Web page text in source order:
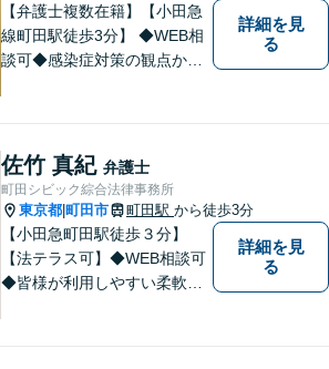
【弁護士複数在籍】【小田急
線町田駅徒歩3分】 ◆WEB相
談可◆感染症対策の観点から
詳細を見
る
佐竹 真紀 弁護士
町田シビック綜合法律事務所
東京都 町田市 町田駅 から徒歩3分
【小田急町田駅徒歩３分】
【法テラス可】◆WEB相談可
◆皆様が利用しやすい柔軟な
詳細を見
る